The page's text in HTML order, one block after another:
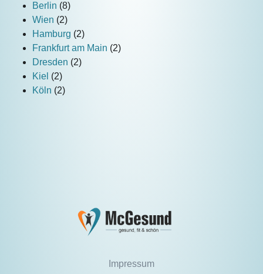
Berlin (8)
Wien (2)
Hamburg (2)
Frankfurt am Main (2)
Dresden (2)
Kiel (2)
Köln (2)
Impressum